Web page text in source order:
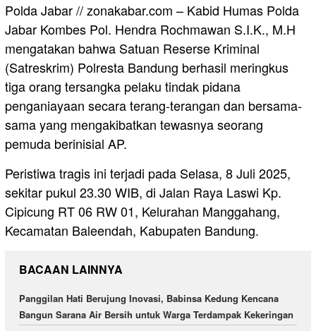
Polda Jabar // zonakabar.com – Kabid Humas Polda
Jabar Kombes Pol. Hendra Rochmawan S.I.K., M.H
mengatakan bahwa Satuan Reserse Kriminal
(Satreskrim) Polresta Bandung berhasil meringkus
tiga orang tersangka pelaku tindak pidana
penganiayaan secara terang-terangan dan bersama-
sama yang mengakibatkan tewasnya seorang
pemuda berinisial AP.
Peristiwa tragis ini terjadi pada Selasa, 8 Juli 2025,
sekitar pukul 23.30 WIB, di Jalan Raya Laswi Kp.
Cipicung RT 06 RW 01, Kelurahan Manggahang,
Kecamatan Baleendah, Kabupaten Bandung.
BACAAN LAINNYA
Panggilan Hati Berujung Inovasi, Babinsa Kedung Kencana
Bangun Sarana Air Bersih untuk Warga Terdampak Kekeringan